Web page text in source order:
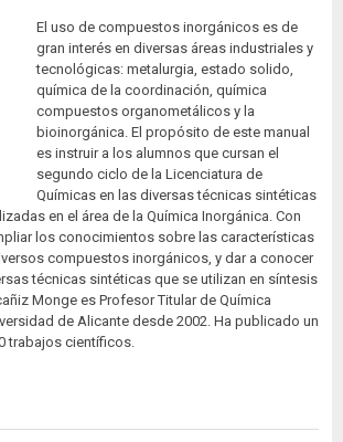
El uso de compuestos inorgánicos es de
gran interés en diversas áreas industriales y
tecnológicas: metalurgia, estado solido,
química de la coordinación, química
compuestos organometálicos y la
bioinorgánica. El propósito de este manual
es instruir a los alumnos que cursan el
segundo ciclo de la Licenciatura de
Químicas en las diversas técnicas sintéticas
en el área de la Química Inorgánica. Con
los conocimientos sobre las características
compuestos inorgánicos, y dar a conocer
técnicas sintéticas que se utilizan en síntesis
Monge es Profesor Titular de Química
de Alicante desde 2002. Ha publicado un
trabajos científicos.